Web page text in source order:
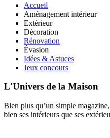
Accueil
Aménagement intérieur
Extérieur
Décoration
Rénovation
Évasion
Idées & Astuces
Jeux concours
L'Univers de la Maison
Bien plus qu’un simple
bien ses intérieurs que ses